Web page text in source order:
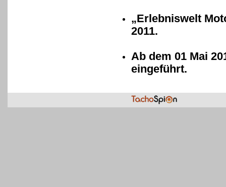
„Erlebniswelt
2011.
Ab dem 01 Mai
eingeführt.